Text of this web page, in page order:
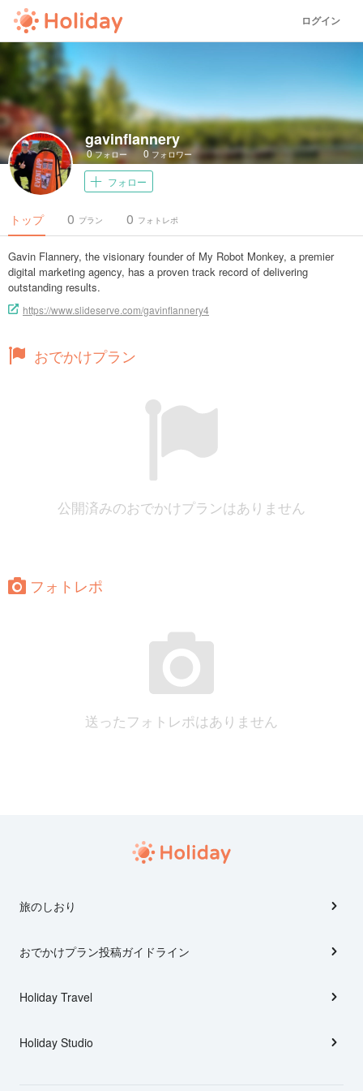
ログイン
gavinflannery
0フォロー 0 フォロワー
フォロー
トップ プラン
0 フォトレポ
0
Gavin Flannery, the visionary founder of My Robot Monkey, a premier
digital marketing agency, has a proven track record of delivering
outstanding results.
https://www.slideserve.com/gavinflannery4
おでかけプラン
公開済みのおでかけプランはありません
フォトレポ
送ったフォトレポはありません
旅のしおり
おでかけプラン投稿ガイドライン
Holiday Travel
Holiday Studio